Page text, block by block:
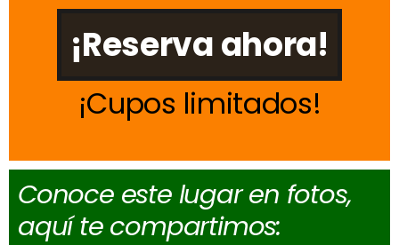
¡Reserva ahora!
Cupos limitados
Conoce este lugar en fotos,
aquí te compartimos: